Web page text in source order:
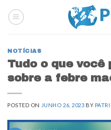
NOTÍCIAS
Tudo o que você
sobre a febre
POSTED ON JUNHO 26, 2023 BY